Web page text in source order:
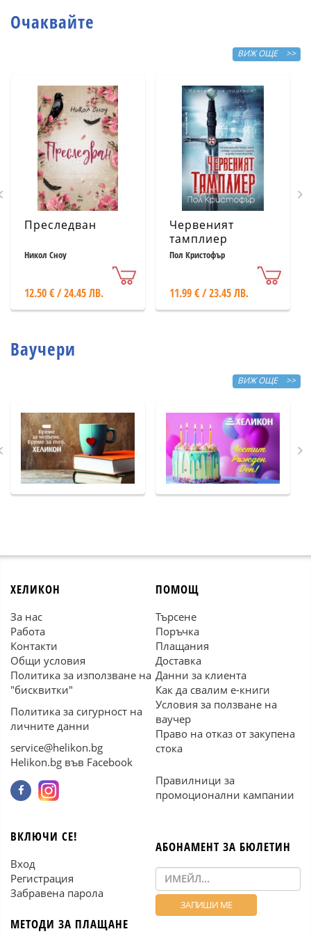
Очаквайте
ВИЖ ОЩЕ >>
Преследван
Никол Сноу
12.50 € / 24.45 ЛВ.
Червеният
тамплиер
Пол Кристофър
11.99 € / 23.45 ЛВ.
Ваучери
ВИЖ ОЩЕ >>
ХЕЛИКОН
За нас
Работа
Контакти
Общи условия
Политика за използване на
"бисквитки"
Политика за сигурност на
личните данни
service@helikon.bg
Helikon.bg във Facebook
ПОМОЩ
Търсене
Поръчка
Плащания
Доставка
Данни за клиента
Как да свалим е-книги
Условия за ползване на
ваучер
Право на отказ от закупена
стока
Правилници за
промоционални кампании
ВКЛЮЧИ СЕ!
Вход
Регистрация
Забравена парола
МЕТОДИ ЗА ПЛАЩАНЕ
АБОНАМЕНТ ЗА БЮЛЕТИН